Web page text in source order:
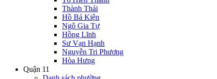
Thành Thái
Hồ Bá Kiện
Ngô Gia Tự
Hồng Lĩnh
Sư Vạn Hạnh
Nguyễn Tri Phương
Hòa Hưng
Quận 11